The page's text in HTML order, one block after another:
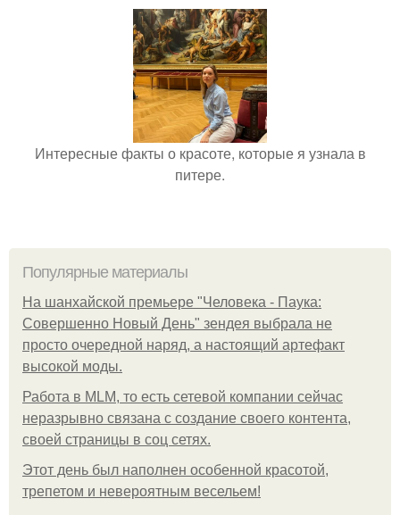
Интересные факты о красоте, которые я узнала в
питере.
Популярные материалы
На шанхайской премьере "Человека - Паука:
Совершенно Новый День" зендея выбрала не
просто очередной наряд, а настоящий артефакт
высокой моды.
Работа в MLM, то есть сетевой компании сейчас
неразрывно связана с создание своего контента,
своей страницы в соц сетях.
Этот день был наполнен особенной красотой,
трепетом и невероятным весельем!